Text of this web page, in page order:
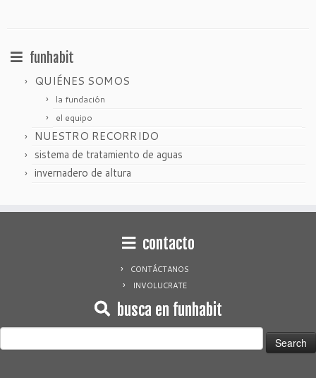
funhabit
QUIÉNES SOMOS
la fundación
el equipo
NUESTRO RECORRIDO
sistema de tratamiento de aguas
invernadero de altura
contacto
CONTÁCTANOS
INVOLUCRATE
busca en funhabit
for: